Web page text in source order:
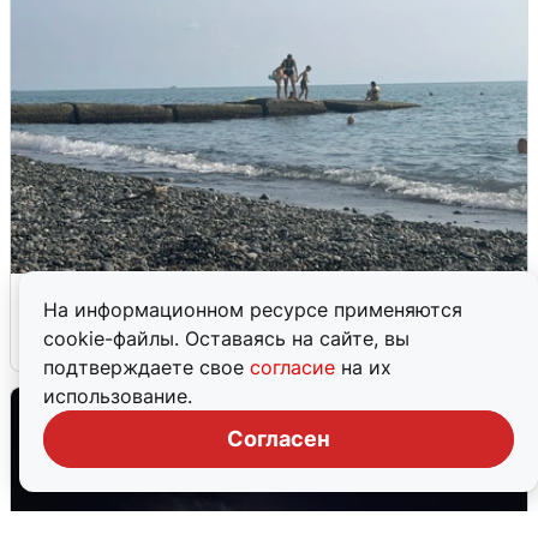
На информационном ресурсе применяются
cookie-файлы. Оставаясь на сайте, вы
подтверждаете свое согласие на их
использование.
Согласен
6 августа 0